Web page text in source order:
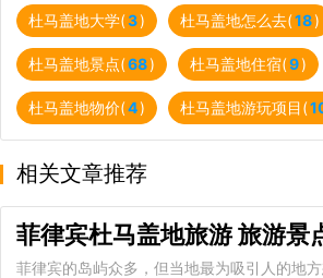
杜马盖地大学(3) 杜马盖地怎么去(18)
杜马盖地景点(68) 杜马盖地住宿(9)
杜马盖地物价(4) 杜马盖地游玩项目(
相关文章推荐
菲律宾杜马盖地旅游 旅游景
菲律宾的岛屿众多，但当地最为吸引人的地